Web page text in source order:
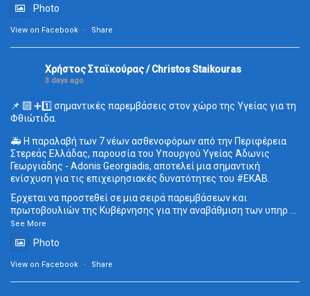
Photo
View on Facebook · Share
Χρήστος Σταϊκούρας / Christos Staikouras
3 days ago
📌 🔟 ➕1️⃣ σημαντικές παρεμβάσεις στον χώρο της Υγείας για τη
Φθιώτιδα.
🚑 Η παραλαβή των 7 νέων ασθενοφόρων από την Περιφέρεια
Στερεάς Ελλάδας, παρουσία του Υπουργού Υγείας Άδωνις
Γεωργιάδης - Adonis Georgiadis, αποτελεί μια σημαντική
ενίσχυση για τις επιχειρησιακές δυνατότητες του #ΕΚΑΒ.
Έρχεται να προστεθεί σε μια σειρά παρεμβάσεων και
πρωτοβουλιών της Κυβέρνησης για την αναβάθμιση των υπηρ ...
See More
Photo
View on Facebook · Share